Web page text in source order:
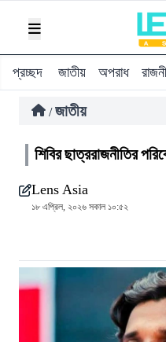
প্রচ্ছদ জাতীয় অপরাধ
/ জাতীয়
শিবির ছাত্ররাজনীতির
Lens Asia
১৮ এপ্রিল, ২০২৬ সকাল ১০:৫২